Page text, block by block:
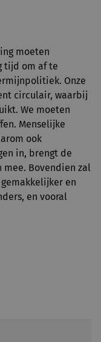
moeten
tijd om af te
Onze
circulair, waarbij
We moeten
Menselijke
ook
in, brengt de
Bovendien zal
en
en vooral